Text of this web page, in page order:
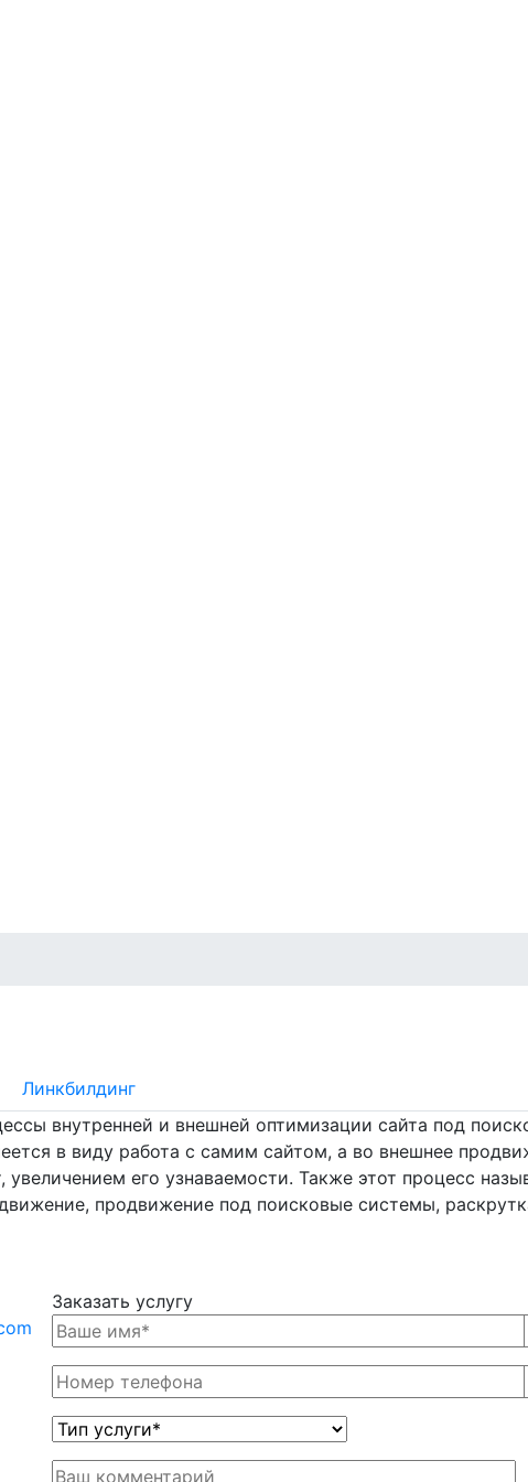
Линкбилдинг
внутренней и внешней оптимизации сайта под
в виду работа с самим сайтом, а во внешнее
увеличением его узнаваемости. Также этот процесс
продвижение под поисковые системы,
Заказать услугу